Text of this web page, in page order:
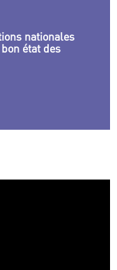
nationales
état des